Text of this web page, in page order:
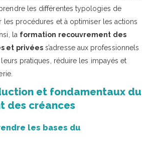
les différentes typologies de
les procédures et à optimiser les actions
la formation recouvrement des
et privées s’adresse aux professionnels
pratiques, réduire les impayés et
et fondamentaux du
des créances
les bases du